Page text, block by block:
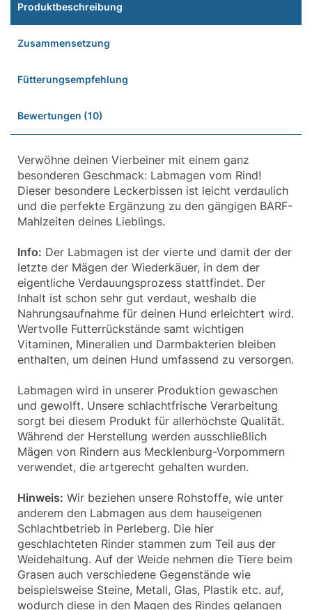
Produktbeschreibung
Zusammensetzung
Fütterungsempfehlung
Bewertungen (10)
Verwöhne deinen Vierbeiner mit einem ganz
besonderen Geschmack: Labmagen vom Rind!
Dieser besondere Leckerbissen ist leicht verdaulich
und die perfekte Ergänzung zu den gängigen BARF-
Mahlzeiten deines Lieblings.
Info: Der Labmagen ist der vierte und damit der der
letzte der Mägen der Wiederkäuer, in dem der
eigentliche Verdauungsprozess stattfindet. Der
Inhalt ist schon sehr gut verdaut, weshalb die
Nahrungsaufnahme für deinen Hund erleichtert wird.
Wertvolle Futterrückstände samt wichtigen
Vitaminen, Mineralien und Darmbakterien bleiben
enthalten, um deinen Hund umfassend zu versorgen.
Labmagen wird in unserer Produktion gewaschen
und gewolft. Unsere schlachtfrische Verarbeitung
sorgt bei diesem Produkt für allerhöchste Qualität.
Während der Herstellung werden ausschließlich
Mägen von Rindern aus Mecklenburg-Vorpommern
verwendet, die artgerecht gehalten wurden.
Hinweis: Wir beziehen unsere Rohstoffe, wie unter
anderem den Labmagen aus dem hauseigenen
Schlachtbetrieb in Perleberg. Die hier
geschlachteten Rinder stammen zum Teil aus der
Weidehaltung. Auf der Weide nehmen die Tiere beim
Grasen auch verschiedene Gegenstände wie
beispielsweise Steine, Metall, Glas, Plastik etc. auf,
wodurch diese in den Magen des Rindes gelangen